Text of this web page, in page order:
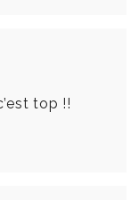
top !!